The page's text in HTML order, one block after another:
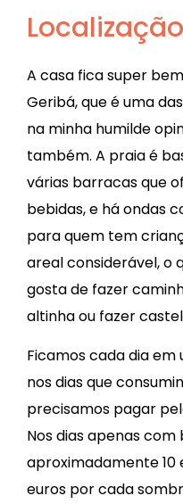
A casa fica super
Geribá, que é uma
na minha humilde
também. A praia é
várias barracas que
bebidas, e há ondas
para quem tem
areal considerável, o
gosta de fazer
altinha ou fazer
Ficamos cada dia
nos dias que
precisamos pagar
Nos dias apenas
aproximadamente 10
euros por cada